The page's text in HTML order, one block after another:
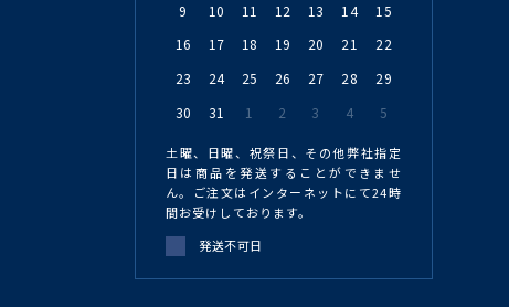
9
10 11 12 13 14
15
16
17 18 19 20 21
22
23
24 25 26 27 28
29
30
31 1 2 3 4 5
土曜、日曜、祝祭日、その他弊社指定
日は商品を発送することができませ
ん。ご注文はインターネットにて24時
間お受けしております。
発送不可日